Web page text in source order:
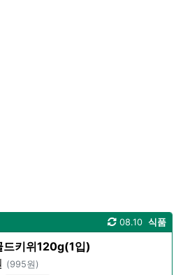
식품
08.10
드키위120g(1입)
(995원)